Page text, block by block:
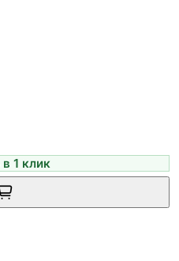
1 клик